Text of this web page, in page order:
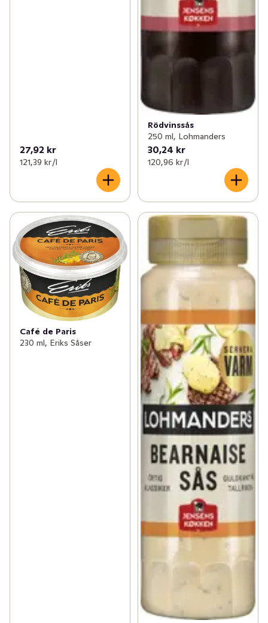
27,92 kr
121,39 kr /l
Rödvinssås
250 ml, Lohmanders
30,24 kr
120,96 kr /l
Café de Paris
230 ml, Eriks Såser